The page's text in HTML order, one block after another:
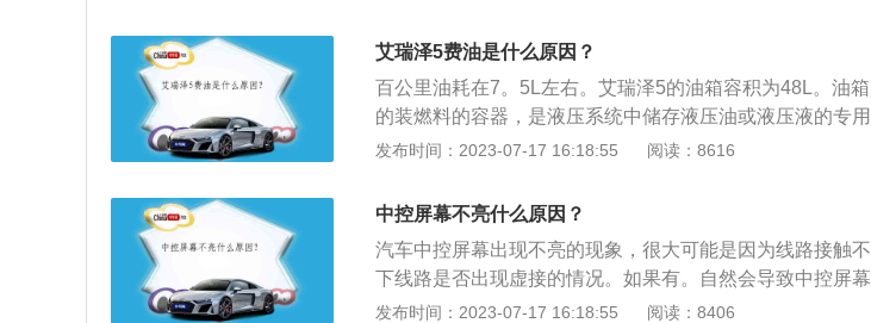
大，否则当然没声音，排查此项，如果是这个问题，请把音
扰： 这条成因比较复杂，很多和电脑连接或不连接的电气
扰，但是排查起来比较容易，就是声音特别小，缺不是一
不稳定，一旦干扰变弱，音量会变得正常或比较大。或者
可能音量正常，这个可以排查一下。
艾瑞泽5费油是什么原因？
百公里油耗在7。5L左右。艾瑞泽5的油箱容积为48L。油
的装燃料的容器，是液压系统中储存液压油或液压液的专
箱和闭式油箱两种。以下是关于艾瑞泽5相关介绍：动力方
手动变速箱或7速CVT无级变速箱。车身尺寸方面：艾瑞泽
毫米、1825毫米、1482毫米，轴距为2670毫米。内饰方面
以简洁大方为主，配备三幅式运动方向盘，集成多种快捷按
发布时间：2023-07-17 16:18:55 阅读：8616
中控屏幕不亮什么原因？
汽车中控屏幕出现不亮的现象，很大可能是因为线路接触
下线路是否出现虚接的情况。如果有。自然会导致中控屏
其虚接的部位连接完好即可。关于汽车仪表盘的相关信息
发布时间：2023-07-17 16:18:55 阅读：8406